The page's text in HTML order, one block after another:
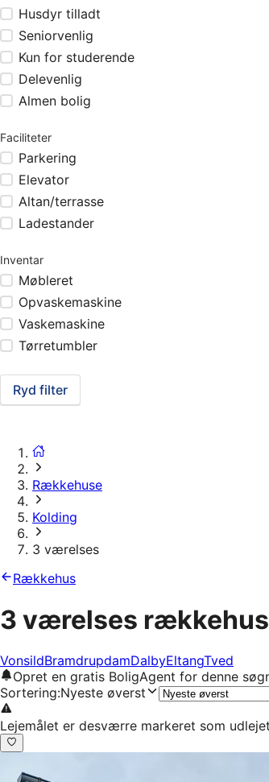
Husdyr tilladt
Seniorvenlig
Kun for studerende
Delevenlig
Almen bolig
Faciliteter
Parkering
Elevator
Altan/terrasse
Ladestander
Inventar
Møbleret
Opvaskemaskine
Vaskemaskine
Tørretumbler
Ryd filter
Rækkehuse
Kolding
3 værelses
Rækkehus
3 værelses
VonsildBramdrupdamDalbyEltangTved
Opret en gratis BoligAgent for denne
Sortering:Nyeste øverst
Lejemålet er desværre markeret som